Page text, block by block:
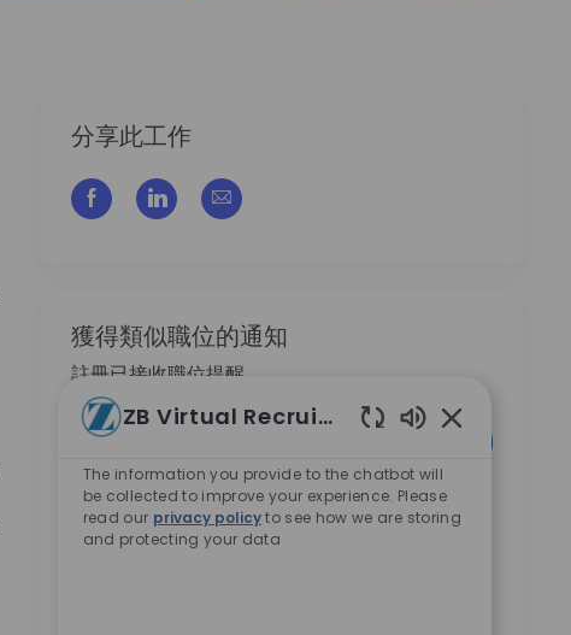
分享此工作
通过脸书分享
通过LinkedIn分享
通过电子邮件分享
獲得類似職位的通知
註冊已接收職位提醒
输入电子邮件地址 （必填）
本人勾選此方框，即同意接收 Zimmer Biomet 提供的
職涯機會相關資訊。
*
激活
ZB Virtual Recruiter
Enabled
The information you provide to the chatbot will
be collected to improve your experience. Please
read our privacy policyto see how we are storing
and protecting your data